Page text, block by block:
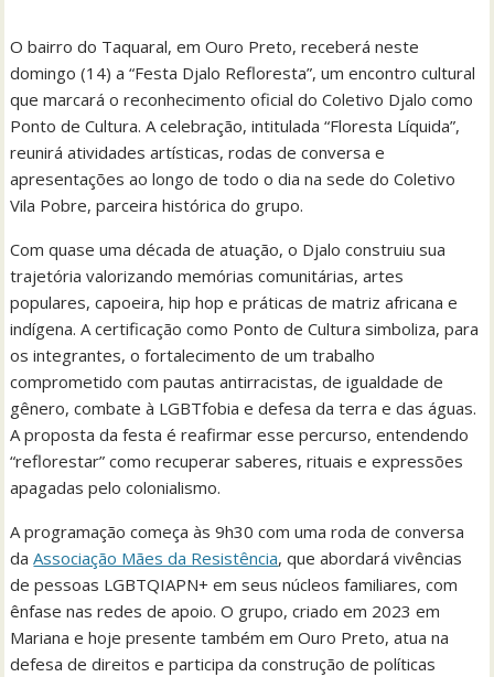
O bairro do Taquaral, em Ouro Preto, receberá neste
domingo (14) a “Festa Djalo Refloresta”, um encontro cultural
que marcará o reconhecimento oficial do Coletivo Djalo como
Ponto de Cultura. A celebração, intitulada “Floresta Líquida”,
reunirá atividades artísticas, rodas de conversa e
apresentações ao longo de todo o dia na sede do Coletivo
Vila Pobre, parceira histórica do grupo.
Com quase uma década de atuação, o Djalo construiu sua
trajetória valorizando memórias comunitárias, artes
populares, capoeira, hip hop e práticas de matriz africana e
indígena. A certificação como Ponto de Cultura simboliza, para
os integrantes, o fortalecimento de um trabalho
comprometido com pautas antirracistas, de igualdade de
gênero, combate à LGBTfobia e defesa da terra e das águas.
A proposta da festa é reafirmar esse percurso, entendendo
“reflorestar” como recuperar saberes, rituais e expressões
apagadas pelo colonialismo.
A programação começa às 9h30 com uma roda de conversa
daAssociação Mães da Resistência, que abordará vivências
de pessoas LGBTQIAPN+ em seus núcleos familiares, com
ênfase nas redes de apoio. O grupo, criado em 2023 em
Mariana e hoje presente também em Ouro Preto, atua na
defesa de direitos e participa da construção de políticas